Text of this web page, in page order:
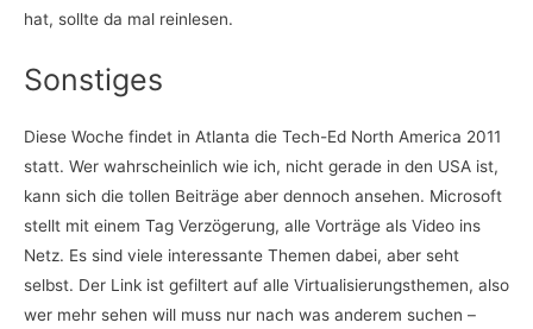
hat, sollte da mal reinlesen.
Sonstiges
Diese Woche findet in Atlanta die Tech-Ed North America 2011
statt. Wer wahrscheinlich wie ich, nicht gerade in den USA ist,
kann sich die tollen Beiträge aber dennoch ansehen. Microsoft
stellt mit einem Tag Verzögerung, alle Vorträge als Video ins
Netz. Es sind viele interessante Themen dabei, aber seht
selbst. Der Link ist gefiltert auf alle Virtualisierungsthemen, also
wer mehr sehen will muss nur nach was anderem suchen –